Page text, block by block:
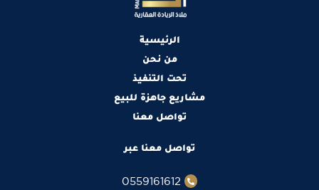
تواصل معنا عبر
0559161612
الرئيسية
من نحن
تحت التنفيذ
مشاريع جاهزة للبيع
تواصل معنا